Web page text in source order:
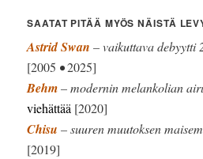
SAATAT PITÄÄ MYÖS NÄISTÄ
Astrid Swan – vaikuttava debyytti
[2005 •2025]
Behm– modernin melankolian
viehättää [2020]
Chisu – suuren muutoksen
[2019]